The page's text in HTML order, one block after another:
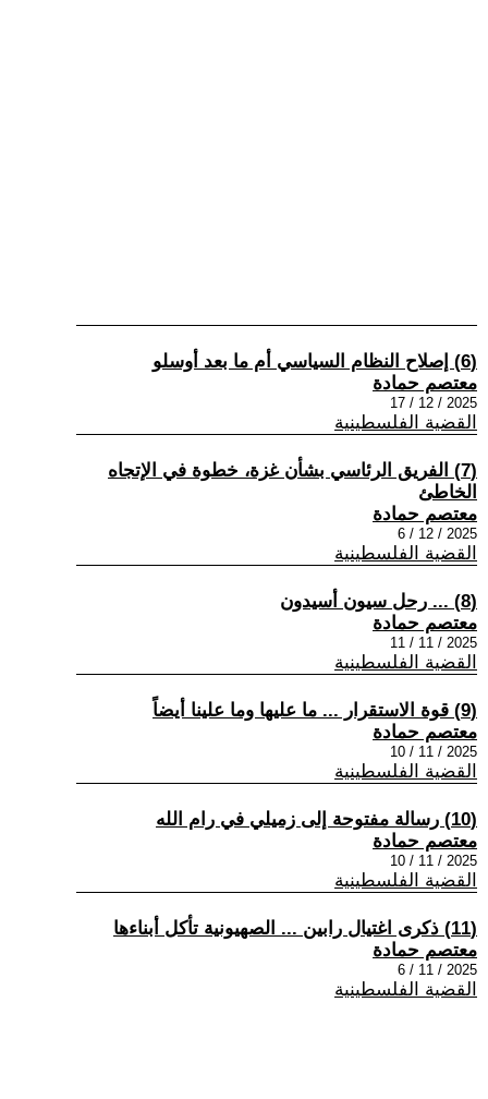
(6) إصلاح النظام السياسي أم ما بعد أوسلو
معتصم حمادة
2025 / 12 / 17
القضية الفلسطينية
(7) الفريق الرئاسي بشأن غزة، خطوة في الإتجاه
الخاطئ
معتصم حمادة
2025 / 12 / 6
القضية الفلسطينية
(8) ... رحل سيون أسيدون
معتصم حمادة
2025 / 11 / 11
القضية الفلسطينية
(9) قوة الاستقرار ... ما عليها وما علينا أيضاً
معتصم حمادة
2025 / 11 / 10
القضية الفلسطينية
(10) رسالة مفتوحة إلى زميلي في رام الله
معتصم حمادة
2025 / 11 / 10
القضية الفلسطينية
(11) ذكرى اغتيال رابين ... الصهيونية تأكل أبناءها
معتصم حمادة
2025 / 11 / 6
القضية الفلسطينية